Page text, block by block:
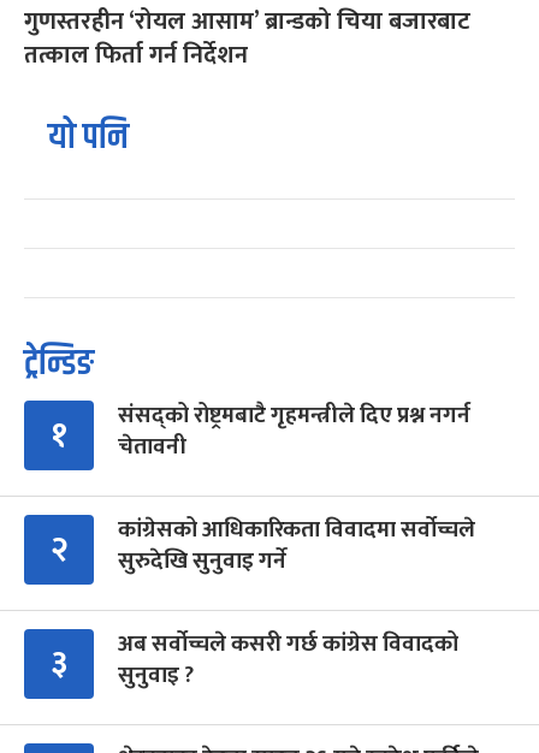
गुणस्तरहीन ‘रोयल आसाम’ ब्रान्डको चिया बजारबाट
तत्काल फिर्ता गर्न निर्देशन
यो पनि
ट्रेन्डिङ
१
संसद्को रोष्ट्रमबाटै गृहमन्त्रीले दिए प्रश्न नगर्न
चेतावनी
२
कांग्रेसको आधिकारिकता विवादमा सर्वोच्चले
सुरुदेखि सुनुवाइ गर्ने
३
अब सर्वोच्चले कसरी गर्छ कांग्रेस विवादको
सुनुवाइ ?